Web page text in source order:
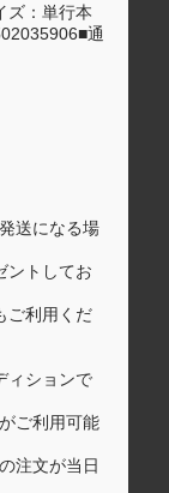
ズ：単行本
通
送になる場
ントしてお
ご利用くだ
ィションで
ご利用可能
注文が当日